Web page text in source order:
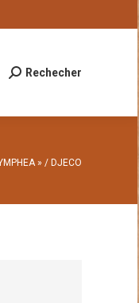
Recherche
Rechecher
» / DJECO